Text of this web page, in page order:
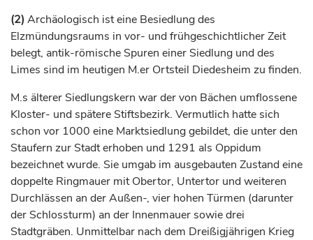
(2) Archäologisch ist eine Besiedlung des
Elzmündungsraums in vor- und frühgeschichtlicher Zeit
belegt, antik-römische Spuren einer Siedlung und des
Limes sind im heutigen M.er Ortsteil Diedesheim zu finden.
M.s älterer Siedlungskern war der von Bächen umflossene
Kloster- und spätere Stiftsbezirk. Vermutlich hatte sich
schon vor 1000 eine Marktsiedlung gebildet, die unter den
Staufern zur Stadt erhoben und 1291 als Oppidum
bezeichnet wurde. Sie umgab im ausgebauten Zustand eine
doppelte Ringmauer mit Obertor, Untertor und weiteren
Durchlässen an der Außen-, vier hohen Türmen (darunter
der Schlossturm) an der Innenmauer sowie drei
Stadtgräben. Unmittelbar nach dem Dreißigjährigen Krieg